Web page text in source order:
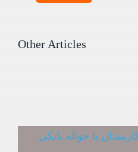
Other Articles
با حواله بانکی